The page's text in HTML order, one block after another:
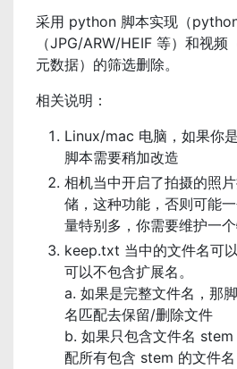
采用 python 脚本实现（
（JPG/ARW/HEIF 等）和视
元数据）的筛选删除。
相关说明：
Linux/mac 电脑，如果你
脚本需要稍加改造
相机当中开启了拍摄的照
储，这种功能，否则可能
量特别多，你需要维护一
keep.txt 当中的文件名可
可以不包含扩展名。
a. 如果是完整文件名，那
名匹配去保留/删除文件
b. 如果只包含文件名
配所有包含 stem 的文件